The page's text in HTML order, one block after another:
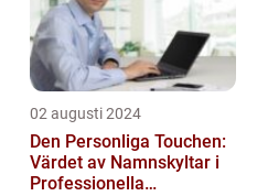
02 augusti 2024
Den Personliga Touchen:
Värdet av Namnskyltar i
Professionella